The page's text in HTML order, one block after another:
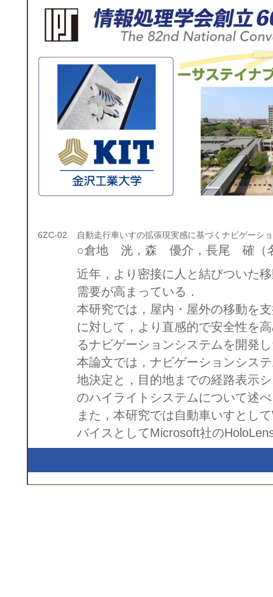
6ZC-02 自動走行車いすの拡張現実感に基づくナビゲーシ
○倉地 洸，森 優介，長尾 確（
近年，より密接に人と結びついた
需要が高まっている．
本研究では，屋内・屋外の移動を
に対して，より直感的で安全性を
るナビゲーションシステムを開発
本論文では，ナビゲーションシス
地決定と，目的地までの経路表示
のハイライトシステムについて述
また，本研究では自動車いすとし
バイスとしてMicrosoft社の